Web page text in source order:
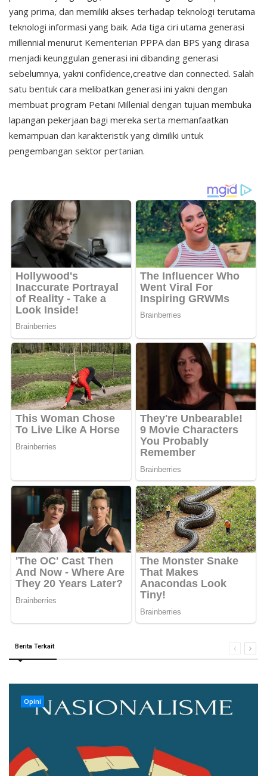
yang prima, dan memiliki akses terhadap teknologi terutama
teknologi informasi yang baik. Ada tiga ciri utama generasi
millennial menurut Kementerian PPPA dan BPS yang dirasa
menjadi keunggulan generasi ini dibanding generasi
sebelumnya, yakni confidence,creative dan connected. Salah
satu bentuk cara melibatkan generasi ini yakni dengan
membuat program Petani Millenial dengan tujuan membuka
lapangan pekerjaan bagi mereka serta memanfaatkan
kemampuan dan karakteristik yang dimiliki untuk
pengembangan sektor pertanian.
Berita Terkait
Opini